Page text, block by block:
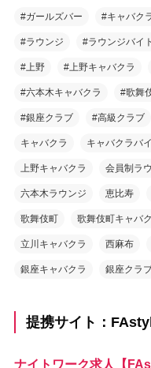
#ガールズバー #キャバク
#ラウンジ #ラウンジバイト
#上野 #上野キャバクラ
#六本木キャバクラ #歌舞
#銀座クラブ #高級クラブ
キャバクラ キャバクラバ
上野キャバクラ 会員制ラ
六本木ラウンジ 恵比寿
歌舞伎町 歌舞伎町キャバ
立川キャバクラ 西麻布
銀座キャバクラ 銀座クラ
提携サイト：
ナイトワーク求人【